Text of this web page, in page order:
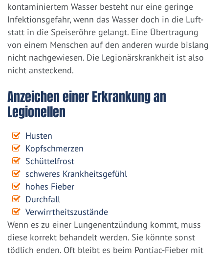
kontaminiertem Wasser besteht nur eine geringe
Infektionsgefahr, wenn das Wasser doch in die Luft-
statt in die Speiseröhre gelangt. Eine Übertragung
von einem Menschen auf den anderen wurde bislang
nicht nachgewiesen. Die Legionärskrankheit ist also
nicht ansteckend.
Anzeichen einer Erkrankung an
Legionellen
Husten
Kopfschmerzen
Schüttelfrost
schweres Krankheitsgefühl
hohes Fieber
Durchfall
Verwirrtheitszustände
Wenn es zu einer Lungenentzündung kommt, muss
diese korrekt behandelt werden. Sie könnte sonst
tödlich enden. Oft bleibt es beim Pontiac-Fieber mit